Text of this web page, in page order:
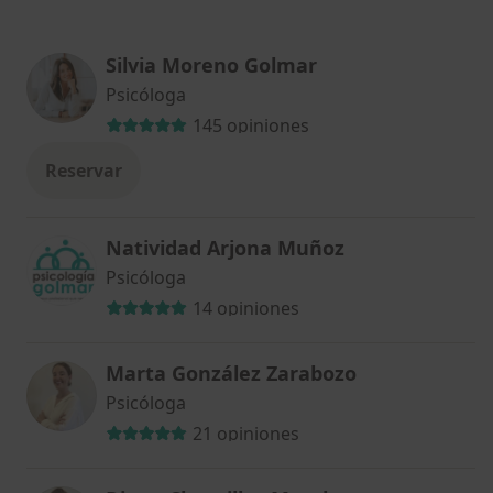
Silvia Moreno Golmar
Psicóloga
145 opiniones
Reservar
Natividad Arjona Muñoz
Psicóloga
14 opiniones
Marta González Zarabozo
Psicóloga
21 opiniones